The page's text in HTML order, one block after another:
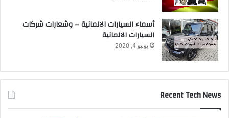
أسماء السيارات الالمانية – وشعارات شركات
السيارات الالمانية
يونيو 4, 2020
Recent Tech News